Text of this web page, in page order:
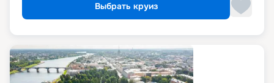
Выбрать круиз